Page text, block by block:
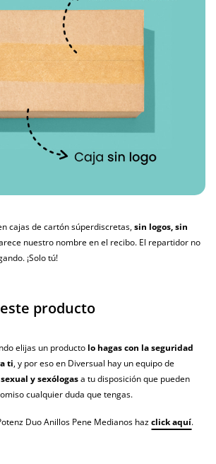
cajas de cartón súperdiscretas,sin logos, sin
nuestro nombre en el recibo. El repartidor no
¡Solo tú!
producto
elijas un producto lo hagas con la seguridad
ti, y por eso en Diversual hay un equipo de
y sexólogasa tu disposición que pueden
cualquier duda que tengas.
Duo Anillos Pene Medianos hazclick aquí.